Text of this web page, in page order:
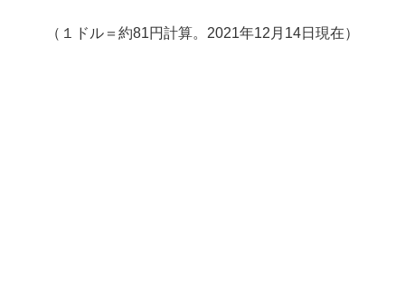
（１ドル＝約81円計算。2021年12月14日現在）